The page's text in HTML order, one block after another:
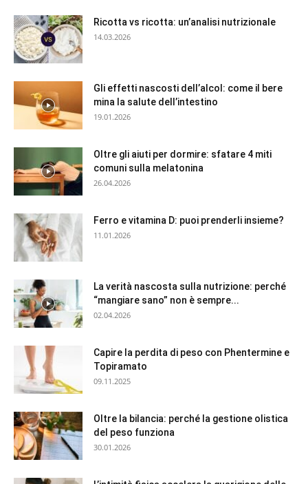
Ricotta vs ricotta: un’analisi nutrizionale
14.03.2026
Gli effetti nascosti dell’alcol: come il bere
mina la salute dell’intestino
19.01.2026
Oltre gli aiuti per dormire: sfatare 4 miti
comuni sulla melatonina
26.04.2026
Ferro e vitamina D: puoi prenderli insieme?
11.01.2026
La verità nascosta sulla nutrizione: perché
“mangiare sano” non è sempre...
02.04.2026
Capire la perdita di peso con Phentermine e
Topiramato
09.11.2025
Oltre la bilancia: perché la gestione olistica
del peso funziona
30.01.2026